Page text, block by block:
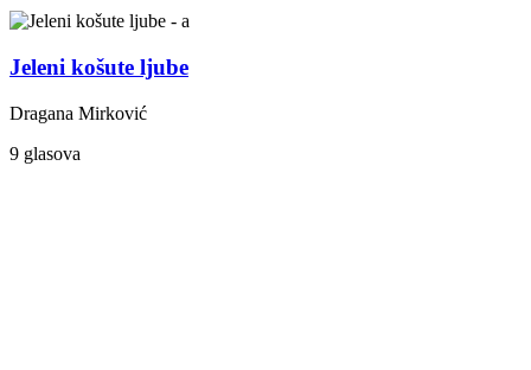
Jeleni košute ljube
Dragana Mirković
9 glasova